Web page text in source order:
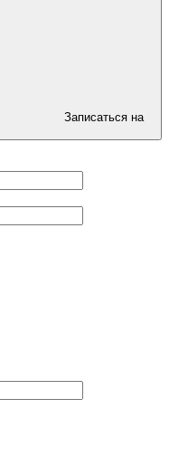
Записаться на